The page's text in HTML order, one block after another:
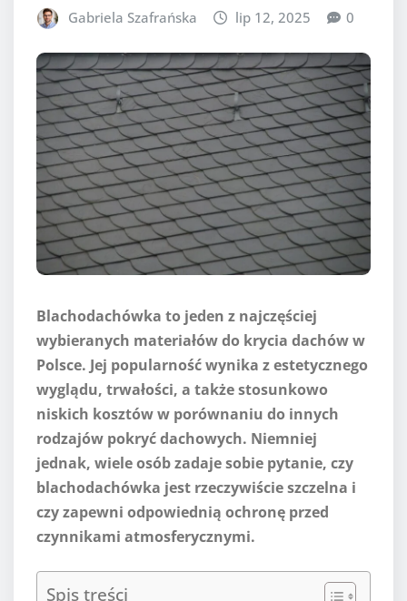
Gabriela Szafrańska lip 12, 2025 0
Blachodachówka to jeden z najczęściej
wybieranych materiałów do krycia dachów w
Polsce. Jej popularność wynika z estetycznego
wyglądu, trwałości, a także stosunkowo
niskich kosztów w porównaniu do innych
rodzajów pokryć dachowych. Niemniej
jednak, wiele osób zadaje sobie pytanie, czy
blachodachówka jest rzeczywiście szczelna i
czy zapewni odpowiednią ochronę przed
czynnikami atmosferycznymi.
Spis treści